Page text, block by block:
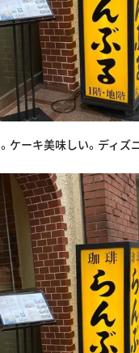
ケーキ美味しい。ディズ